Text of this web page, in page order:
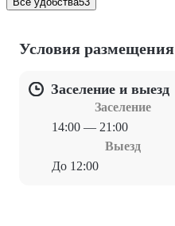
Условия размещения
Заселение и выезд
Заселение
14:00 — 21:00
Выезд
До 12:00